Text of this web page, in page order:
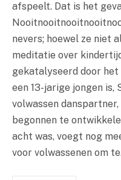
afspeelt. Dat is het
nevers; hoewel ze niet
meditatie over
gekatalyseerd door
een 13-jarige jongen is,
volwassen
begonnen te
acht was, voegt nog
voor volwassenen om